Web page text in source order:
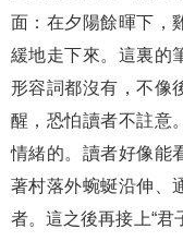
面：在夕陽餘暉下，
緩地走下來。這裏的
形容詞都沒有，不像
醒，恐怕讀者不註意
情緒的。讀者好像能
著村落外蜿蜒沿伸、
者。這之後再接上“君